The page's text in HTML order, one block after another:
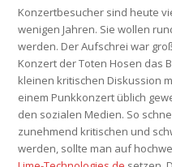
Konzertbesucher sind heute
wenigen Jahren. Sie wollen
werden. Der Aufschrei war
Konzert der Toten Hosen das
kleinen kritischen Diskussion
einem Punkkonzert üblich
den sozialen Medien. So
zunehmend kritischen und
werden, sollte man auf